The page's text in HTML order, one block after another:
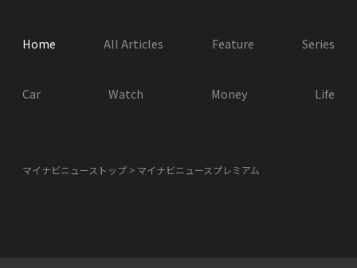
Home All Articles Feature Series
Car Watch Money Life
マイナビニューストップ マイナビニュースプレミアム